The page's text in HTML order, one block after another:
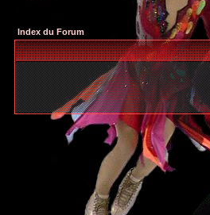
Index du Forum